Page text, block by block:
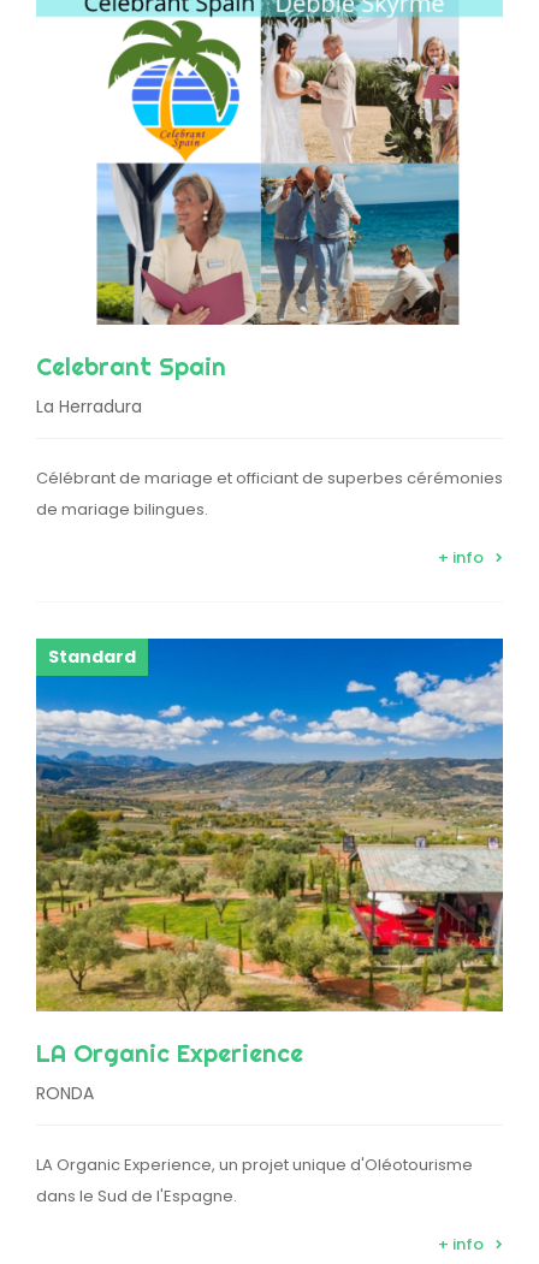
Celebrant Spain
La Herradura
Célébrant de mariage et officiant de superbes cérémonies
de mariage bilingues.
+ info
Standard
LA Organic Experience
RONDA
LA Organic Experience, un projet unique d'Oléotourisme
dans le Sud de l'Espagne.
+ info